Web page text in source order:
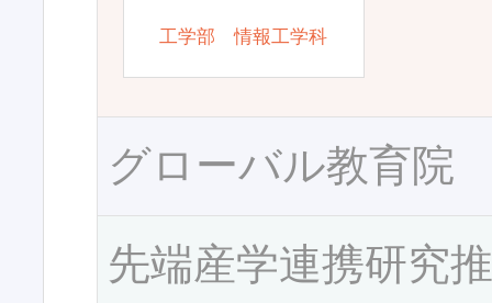
工学部 情報工学科
グローバル教育院
先端産学連携研究